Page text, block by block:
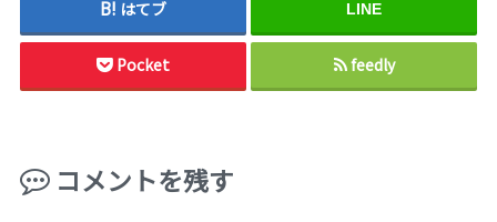
はてブ LINE
Pocket feedly
コメントを残す